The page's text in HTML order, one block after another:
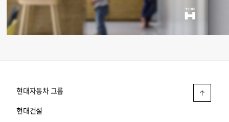
현대자동차 그룹
현대건설